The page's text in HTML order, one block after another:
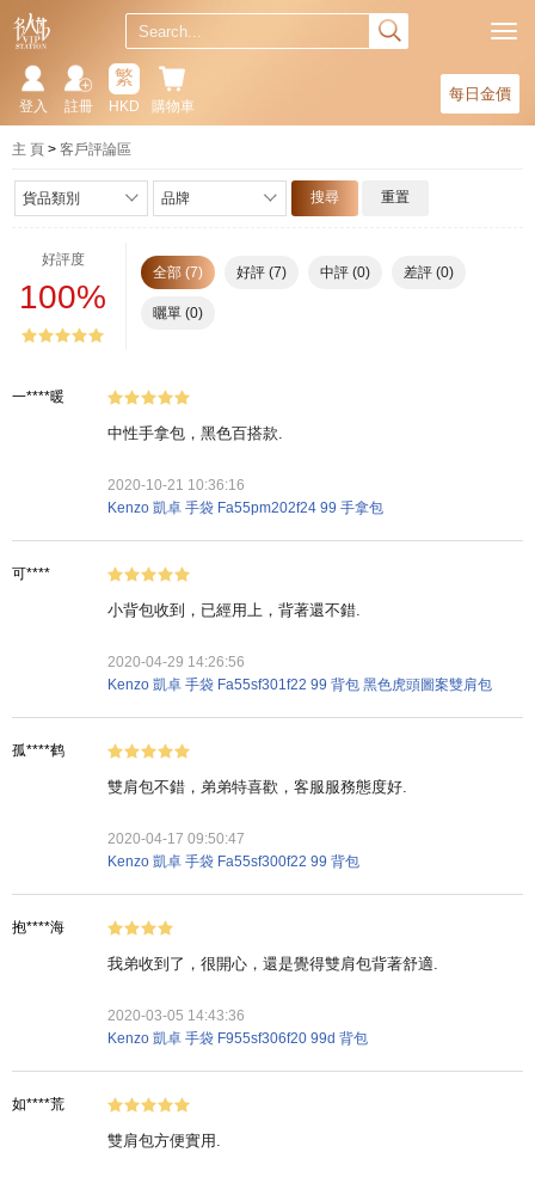
每日金價
購物車
繁
HKD
註冊
登入
主 頁 客戶評論區
貨品類別 品牌 搜尋 重置
好評度
100%
全部 (7) 好評 (7) 中評 (0) 差評 (0)
曬單 (0)
一****暖
中性手拿包，黑色百搭款.
2020-10-21 10:36:16
Kenzo 凱卓 手袋 Fa55pm202f24 99 手拿包
可****
小背包收到，已經用上，背著還不錯.
2020-04-29 14:26:56
Kenzo 凱卓 手袋 Fa55sf301f22 99 背包 黑色虎頭圖案雙肩包
孤****鹤
雙肩包不錯，弟弟特喜歡，客服服務態度好.
2020-04-17 09:50:47
Kenzo 凱卓 手袋 Fa55sf300f22 99 背包
抱****海
我弟收到了，很開心，還是覺得雙肩包背著舒適.
2020-03-05 14:43:36
Kenzo 凱卓 手袋 F955sf306f20 99d 背包
如****荒
雙肩包方便實用.